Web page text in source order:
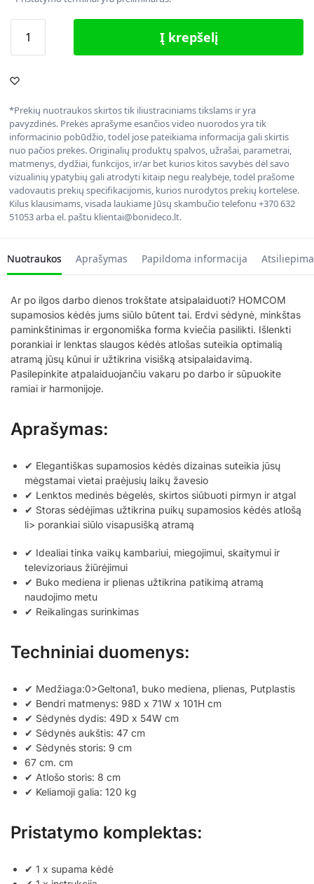
Į krepšelį
*Prekių nuotraukos skirtos tik iliustraciniams tikslams ir yra
pavyzdinės. Prekės aprašyme esančios video nuorodos yra tik
informacinio pobūdžio, todėl jose pateikiama informacija gali skirtis
nuo pačios prekės. Originalių produktų spalvos, užrašai, parametrai,
matmenys, dydžiai, funkcijos, ir/ar bet kurios kitos savybės dėl savo
vizualinių ypatybių gali atrodyti kitaip negu realybėje, todėl prašome
vadovautis prekių specifikacijomis, kurios nurodytos prekių kortelėse.
Kilus klausimams, visada laukiame Jūsų skambučio telefonu +370 632
51053 arba el. paštu klientai@bonideco.lt.
Nuotraukos Aprašymas Papildoma informacija
Ar po ilgos darbo dienos trokštate atsipalaiduoti? HOMCOM
supamosios kėdės jums siūlo būtent tai. Erdvi sėdynė, minkštas
paminkštinimas ir ergonomiška forma kviečia pasilikti. Išlenkti
porankiai ir lenktas slaugos kėdės atlošas suteikia optimalią
atramą jūsų kūnui ir užtikrina visišką atsipalaidavimą.
Pasilepinkite atpalaiduojančiu vakaru po darbo ir sūpuokite
ramiai ir harmonijoje.
Aprašymas:
✔ Elegantiškas supamosios kėdės dizainas suteikia jūsų
mėgstamai vietai praėjusių laikų žavesio
✔ Lenktos medinės bėgelės, skirtos siūbuoti pirmyn ir atgal
✔ Storas sėdėjimas užtikrina puikų supamosios kėdės atlošą
li> porankiai siūlo visapusišką atramą
✔ Idealiai tinka vaikų kambariui, miegojimui, skaitymui ir
televizoriaus žiūrėjimui
✔ Buko mediena ir plienas užtikrina patikimą atramą
naudojimo metu
✔ Reikalingas surinkimas
Techniniai duomenys:
✔ Medžiaga:0>Geltona1, buko mediena, plienas, Putplastis
✔ Bendri matmenys: 98D x 71W x 101H cm
✔ Sėdynės dydis: 49D x 54W cm
✔ Sėdynės aukštis: 47 cm
✔ Sėdynės storis: 9 cm
67 cm. cm
✔ Atlošo storis: 8 cm
✔ Keliamoji galia: 120 kg
Pristatymo komplektas:
✔ 1 x supama kėdė